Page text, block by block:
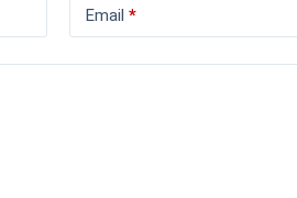
Email *